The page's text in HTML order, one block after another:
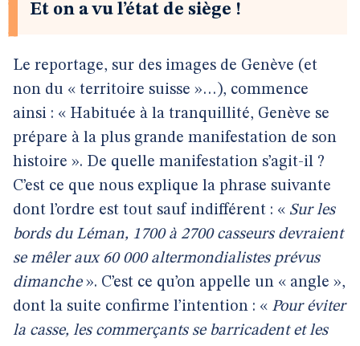
Et on a vu l’état de siège !
Le reportage, sur des images de Genève (et
non du « territoire suisse »…), commence
ainsi : « Habituée à la tranquillité, Genève se
prépare à la plus grande manifestation de son
histoire ». De quelle manifestation s’agit-il ?
C’est ce que nous explique la phrase suivante
dont l’ordre est tout sauf indifférent : « Sur les
bords du Léman, 1700 à 2700 casseurs devraient
se mêler aux 60 000 altermondialistes prévus
dimanche». C’est ce qu’on appelle un « angle »,
dont la suite confirme l’intention : « Pour éviter
la casse, les commerçants se barricadent et les